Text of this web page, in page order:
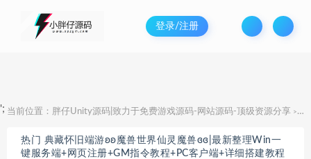
登录/注册
'; 当前位置： 胖仔Unity源码|致力于免费游戏源码-网站源码-顶级资源分享 > 热
热门 典藏怀旧端游ʚʚ魔兽世界仙灵魔兽ɞɞ|最新整理Win一
键服务端+网页注册+GM指令教程+PC客户端+详细搭建教程